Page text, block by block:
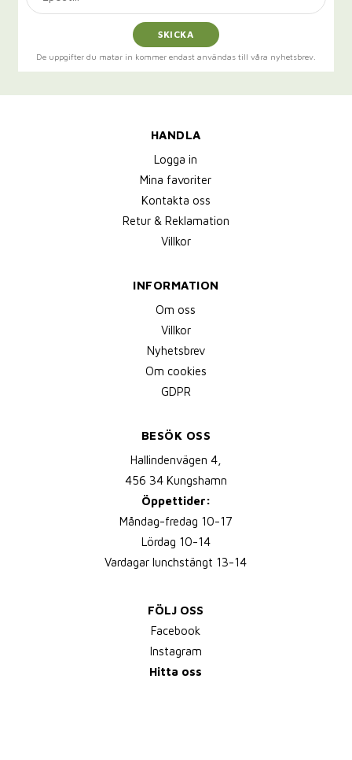
SKICKA
De uppgifter du matar in kommer endast användas till våra nyhetsbrev.
HANDLA
Logga in
Mina favoriter
Kontakta oss
Retur & Reklamation
Villkor
INFORMATION
Om oss
Villkor
Nyhetsbrev
Om cookies
GDPR
BESÖK OSS
Hallindenvägen 4,
456 34 Kungshamn
Öppettider:
Måndag-fredag 10-17
Lördag 10-14
Vardagar lunchstängt 13-14
FÖLJ OSS
Facebook
Instagram
Hitta oss